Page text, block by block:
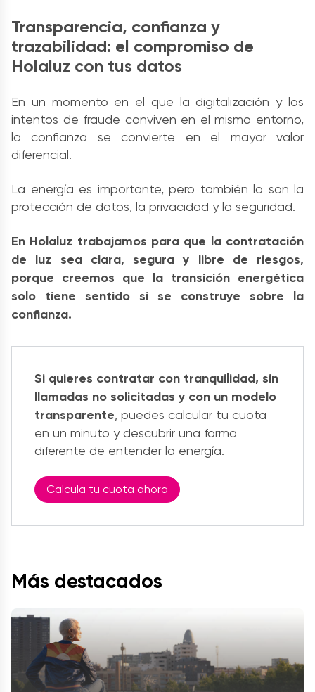
Transparencia, confianza y
trazabilidad: el compromiso de
Holaluz con tus datos
En un momento en el que la digitalización y los
intentos de fraude conviven en el mismo entorno,
la confianza se convierte en el mayor valor
diferencial.
La energía es importante, pero también lo son la
protección de datos, la privacidad y la seguridad.
En Holaluz trabajamos para que la contratación
de luz sea clara, segura y libre de riesgos,
porque creemos que la transición energética
solo tiene sentido si se construye sobre la
confianza.
Si quieres contratar con tranquilidad, sin
llamadas no solicitadas y con un modelo
transparente, puedes calcular tu cuota
en un minuto y descubrir una forma
diferente de entender la energía.
Calcula tu cuota ahora
Más destacados